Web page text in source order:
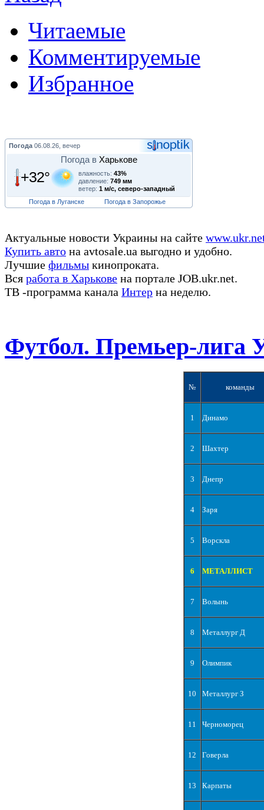
Читаемые
Комментируемые
Избранное
Погода 06.08.26, вечер
Погода в Харькове
+32° влажность: 43%
давление: 749 мм
ветер: 1 м/с, северо-западный
Погода в Луганске
Погода в Запорожье
Актуальные новости Украины на сайте
Купить авто на avtosale.ua выгодно и удобно.
Лучшие фильмы кинопроката.
Вся работа в Харькове на портале JOB.ukr.net.
ТВ -программа канала Интер на неделю.
Футбол. Премьер-лига
№ команды
1 Динамо
2 Шахтер
3 Днепр
4 Заря
5 Ворскла
6 МЕТАЛЛИСТ
7 Волынь
8 Металлург Д
9 Олимпик
10 Металлург З
11 Черноморец
12 Говерла
13 Карпаты